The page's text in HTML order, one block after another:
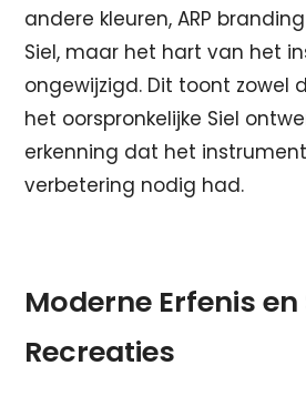
andere kleuren, ARP
Siel, maar het hart van het
ongewijzigd. Dit toont zowel
het oorspronkelijke Siel
erkenning dat het
verbetering nodig had.
Moderne Erfenis
Recreaties